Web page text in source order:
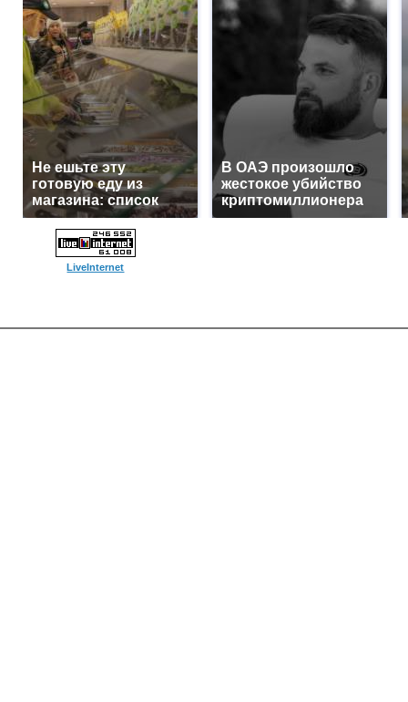
Не ешьте эту
готовую еду из
магазина: список
В ОАЭ произошло
жестокое убийство
криптомиллионера
LiveInternet